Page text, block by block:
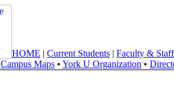
HOME | Current Students | Faculty & Staff
Campus Maps • York U Organization •